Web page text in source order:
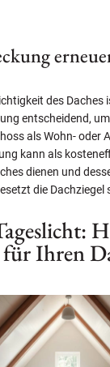
des Daches
entscheidend,
als Wohn- oder
kann als
dienen und
die Dachziegel
Ihren